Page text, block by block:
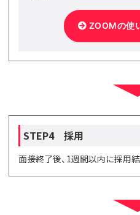
ZOOMの使
STEP4 採用
面接終了後、1週間以内に採用